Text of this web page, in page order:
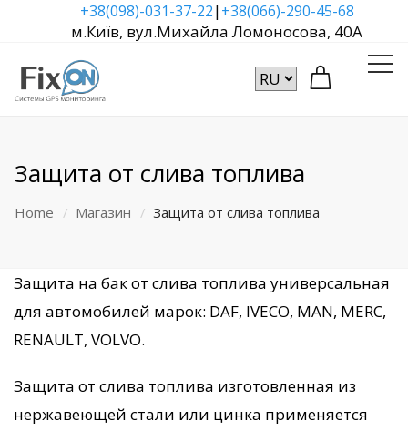
+38(098)-031-37-22|+38(066)-290-45-68
м.Київ, вул.Михайла Ломоносова, 40А
Защита от слива топлива
Home Магазин Защита от слива топлива
Защита на бак от слива топлива универсальная
для автомобилей марок: DAF, IVECO, MAN, MERC,
RENAULT, VOLVO.
Защита от слива топлива изготовленная из
нержавеющей стали или цинка применяется